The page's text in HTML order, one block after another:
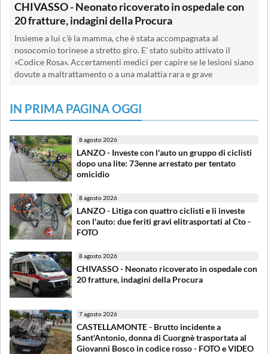
CHIVASSO - Neonato ricoverato in ospedale con
20 fratture, indagini della Procura
Insieme a lui c'è la mamma, che è stata accompagnata al
nosocomio torinese a stretto giro. E' stato subito attivato il
«Codice Rosa». Accertamenti medici per capire se le lesioni siano
dovute a maltrattamento o a una malattia rara e grave
IN PRIMA PAGINA OGGI
8 agosto 2026
LANZO - Investe con l'auto un gruppo di ciclisti
dopo una lite: 73enne arrestato per tentato
omicidio
8 agosto 2026
LANZO - Litiga con quattro ciclisti e li investe
con l'auto: due feriti gravi elitrasportati al Cto -
FOTO
8 agosto 2026
CHIVASSO - Neonato ricoverato in ospedale con
20 fratture, indagini della Procura
7 agosto 2026
CASTELLAMONTE - Brutto incidente a
Sant'Antonio, donna di Cuorgnè trasportata al
Giovanni Bosco in codice rosso - FOTO e VIDEO